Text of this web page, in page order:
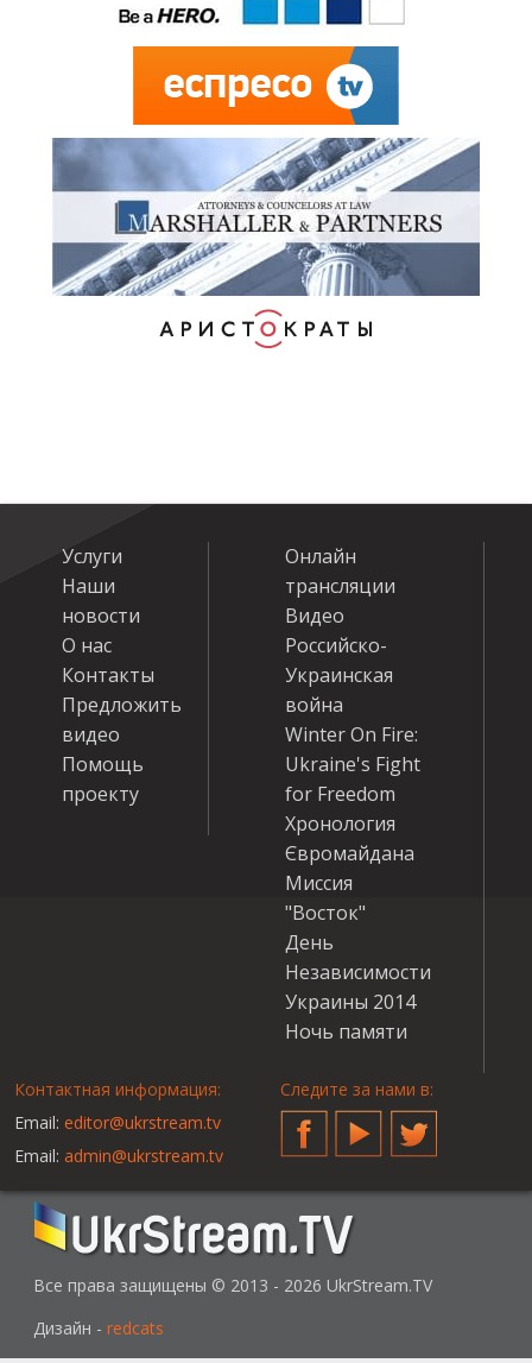
Услуги
Наши
новости
О нас
Контакты
Предложить
видео
Помощь
проекту
Онлайн
трансляции
Видео
Российско-
Украинская
война
Winter On Fire:
Ukraine's Fight
for Freedom
Хронология
Євромайдана
Миссия
"Восток"
День
Независимости
Украины 2014
Ночь памяти
Контактная информация:
Email: editor@ukrstream.tv
Email: admin@ukrstream.tv
Следите за нами в:
FacebookYouTubeTwitter
Все права защищены © 2013 - 2026 UkrStream.TV
Дизайн - redcats